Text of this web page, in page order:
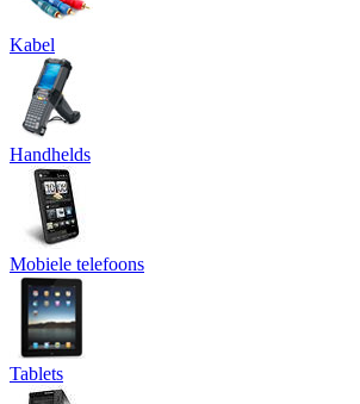
Kabel
Handhelds
Mobiele telefoons
Tablets